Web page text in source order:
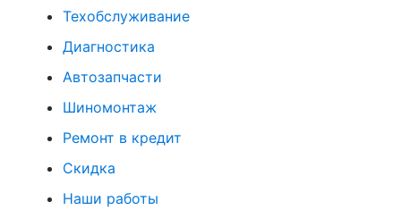
Техобслуживание
Диагностика
Автозапчасти
Шиномонтаж
Ремонт в кредит
Скидка
Наши работы